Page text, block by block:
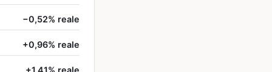
−0,52% reale
+0,96% reale